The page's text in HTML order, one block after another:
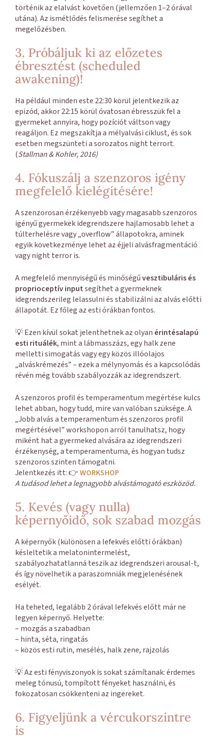
történik az elalvást követően (jellemzően 1–2 órával
utána). Az ismétlődés felismerése segíthet a
megelőzésben.
3. Próbáljuk ki az előzetes
ébresztést (scheduled
awakening)!
Ha például minden este 22:30 körül jelentkezik az
epizód, akkor 22:15 körül óvatosan ébresszük fel a
gyermeket annyira, hogy pozíciót váltson vagy
reagáljon. Ez megszakítja a mélyalvási ciklust, és sok
esetben megszünteti a sorozatos night terrort.
(Stallman & Kohler, 2016)
4. Fókuszálj a szenzoros igény
megfelelő kielégítésére!
A szenzorosan érzékenyebb vagy magasabb szenzoros
igényű gyermekek idegrendszere hajlamosabb lehet a
túlterhelésre vagy „overflow” állapotokra, aminek
egyik következménye lehet az éjjeli alvásfragmentáció
vagy night terror is.
A megfelelő mennyiségű és minőségűvesztibuláris és
proprioceptív inputsegíthet a gyermeknek
idegrendszerileg lelassulni és stabilizálni az alvás előtti
állapotát. Ez főleg az esti órákban fontos.
💡 Ezen kívül sokat jelenthetnek az olyan érintésalapú
esti rituálék, mint a lábmasszázs, egy halk zene
melletti simogatás vagy egy közös illóolajos
„alváskrémezés” – ezek a mélynyomás és a kapcsolódás
révén még tovább szabályozzák az idegrendszert.
A szenzoros profil és temperamentum megértése kulcs
lehet abban, hogy tudd, mire van valóban szüksége. A
„Jobb alvás a temperamentum és szenzoros profil
megértésével” workshopon arról tanulhatsz, hogy
miként hat a gyermeked alvására az idegrendszeri
érzékenység, a temperamentuma, és hogyan tudsz
szenzoros szinten támogatni.
Jelentkezés itt: 👉WORKSHOP
A tudásod lehet a legnagyobb alvástámogató eszközöd.
5. Kevés (vagy nulla)
képernyőidő, sok szabad mozgás
A képernyők (különösen a lefekvés előtti órákban)
késleltetik a melatonintermelést,
szabályozhatatlanná teszik az idegrendszeri arousal-t,
és így növelhetik a paraszomniák megjelenésének
esélyét.
Ha teheted, legalább 2 órával lefekvés előtt már ne
legyen képernyő. Helyette:
– mozgás a szabadban
– hinta, séta, ringatás
– közös esti rutin, mesélés, halk zene, rajzolás
💡 Az esti fényviszonyok is sokat számítanak: érdemes
meleg tónusú, tompított fényeket használni, és
fokozatosan csökkenteni az ingereket.
6. Figyeljünk a vércukorszintre
is